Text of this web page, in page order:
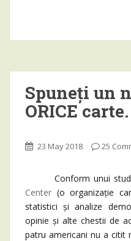
Spuneți un
ORICE carte.
23 May 2018 25
Conform unui
Center (o organizație
statistici și analize
opinie și alte chestii de
patru americani nu a citit